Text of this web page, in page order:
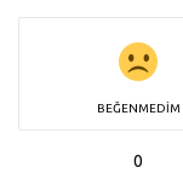
BEĞENMEDIM
0